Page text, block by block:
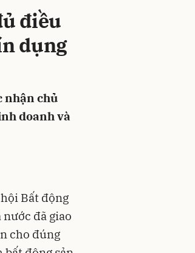
điều
dụng
nhận chủ
doanh và
Bất động
nước đã giao
cho đúng